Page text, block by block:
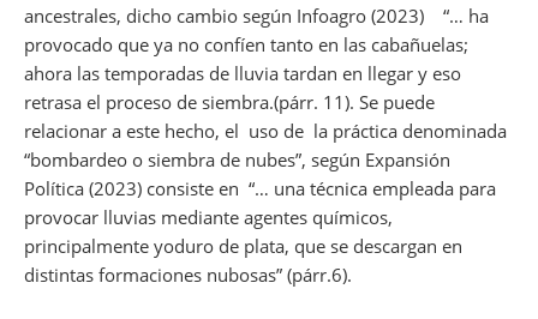
ancestrales, dicho cambio según Infoagro (2023) “… ha
provocado que ya no confíen tanto en las cabañuelas;
ahora las temporadas de lluvia tardan en llegar y eso
retrasa el proceso de siembra.(párr. 11). Se puede
relacionar a este hecho, el uso de la práctica denominada
“bombardeo o siembra de nubes”, según Expansión
Política (2023) consiste en “… una técnica empleada para
provocar lluvias mediante agentes químicos,
principalmente yoduro de plata, que se descargan en
distintas formaciones nubosas” (párr.6).